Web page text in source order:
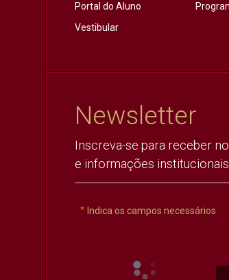
Portal do Aluno
Vestibular
Newsletter
Inscreva-se para receber
e informações
Indica os campos necessários